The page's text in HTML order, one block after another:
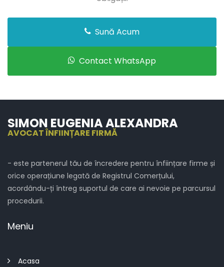
Sună Acum
Contact WhatsApp
SIMON EUGENIA ALEXANDRA
AVOCAT ÎNFIINȚARE FIRMĂ
- este partenerul tău de încredere pentru înființare firme și
orice operațiune legată de Registrul Comerțului,
acordându-ți întreg suportul de care ai nevoie pe parcursul
procedurii.
Meniu
Acasa